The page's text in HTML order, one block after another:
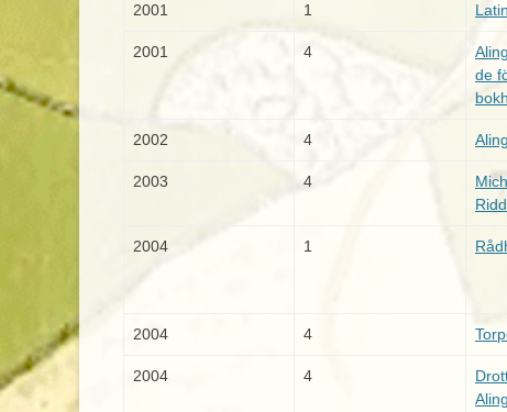
2001 1
2001 4
de
2002 4
2003 4
2004 1
2004 4
2004 4